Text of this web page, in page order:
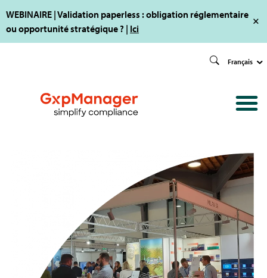
WEBINAIRE | Validation paperless : obligation réglementaire
ou opportunité stratégique ? | Ici
Français